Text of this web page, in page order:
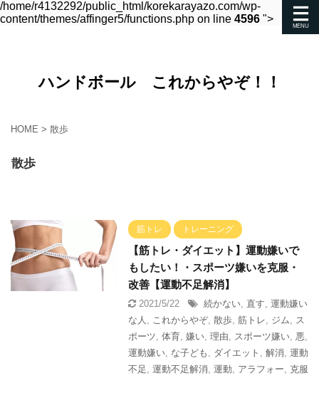
/home/r4132292/public_html/korekarayazo.com/wp-
content/themes/affinger5/functions.php on line 4596 ">
ハンドボール これからやぞ！！
HOME > 散歩
散歩
筋トレ トレーニング
【筋トレ・ダイエット】運動嫌いで
もしたい！・スポーツ嫌いを克服・
改善【運動不足解消】
2021/5/22 続かない, 直す, 運動嫌い
な人 , これからやぞ, 散歩, 筋トレ, ジム, ス
ポーツ, 体育, 嫌い, 理由, スポーツ嫌い, 悪,
運動嫌い, な子ども , ダイエット , 解消, 運動
不足 , 運動不足解消, 運動, アラフォー, 克服